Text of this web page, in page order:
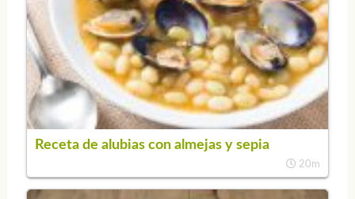
Receta de alubias con almejas y sepia
20m